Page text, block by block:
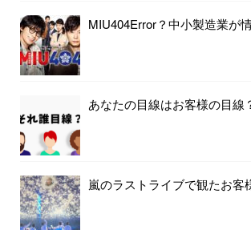
MIU404Error？中小製造業が
あなたの目線はお客様の目線
嵐のラストライブで観たお客